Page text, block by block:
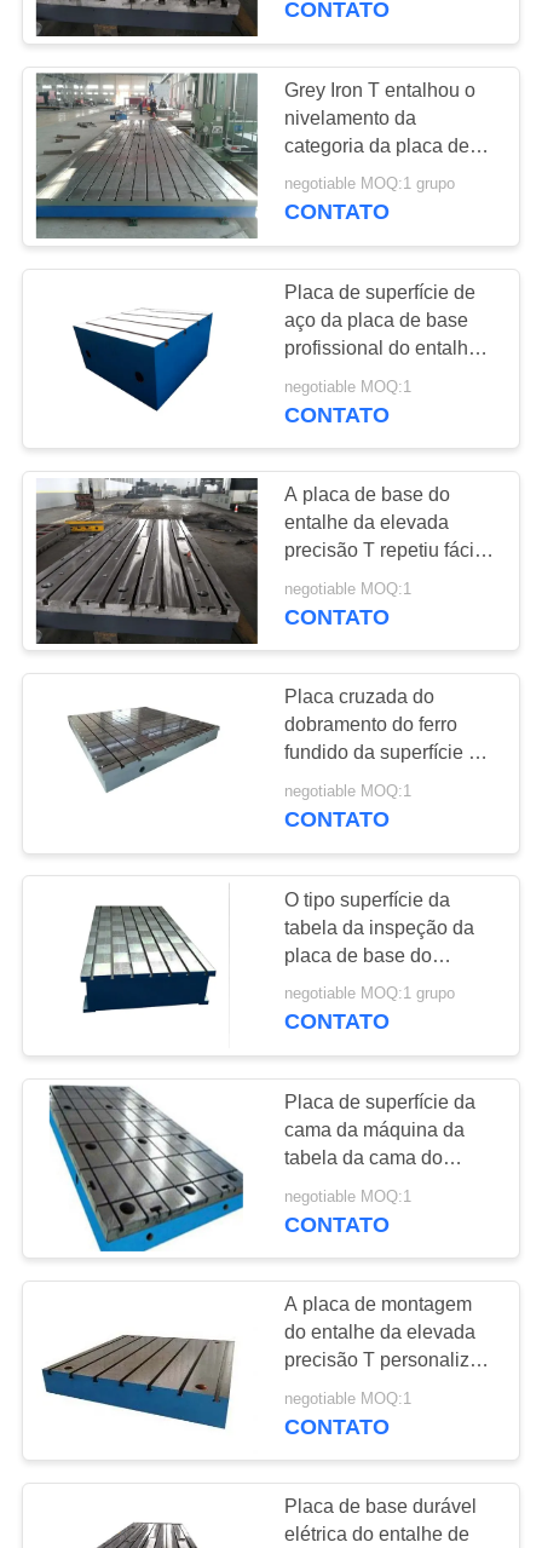
Acessórios das
máquina-ferramenta
18
Ferramentas de
medição do metal
15
Corrente do arrasto
do cabo
29
Tampa do fole do
acordeão
Metal Chip
Conveyor
26
CONTATO
Grey Iron T entalhou o
nivelamento da
categoria da placa de
assoalho 2 para a
medida da precisão
negotiable MOQ:1 grupo
CONTATO
Placa de superfície de
aço da placa de base
profissional do entalhe
de T para a vida útil
longa da cama da
negotiable MOQ:1
CONTATO
A placa de base do
entalhe da elevada
precisão T repetiu fácil
útil à manutenção
negotiable MOQ:1
CONTATO
Placa cruzada do
dobramento do ferro
fundido da superfície da
sucata da mão da placa
de base do entalhe de
negotiable MOQ:1
CONTATO
O tipo superfície da
tabela da inspeção da
placa de base do
entalhe de T chapeia
bom moendo a
negotiable MOQ:1 grupo
CONTATO
Placa de superfície da
cama da máquina da
tabela da cama do
trabalho com
desempenho estável da
negotiable MOQ:1
CONTATO
A placa de montagem
do entalhe da elevada
precisão T personalizou
os canais e os tamanhos
do eixo
negotiable MOQ:1
CONTATO
Placa de base durável
elétrica do entalhe de